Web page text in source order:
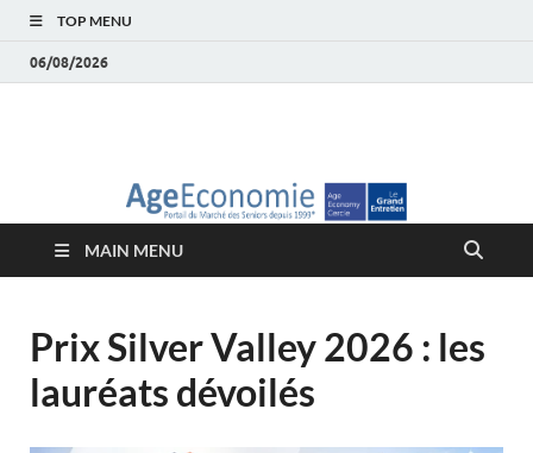
TOP MENU
06/08/2026
économie – Marché
des Seniors
MAIN MENU
Prix Silver Valley 2026 : les
lauréats dévoilés